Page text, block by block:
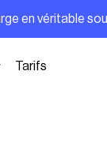
en véritable
Tarifs